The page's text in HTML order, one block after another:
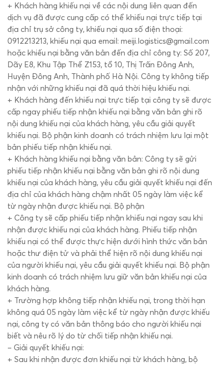
+ Khách hàng khiếu nại về các nội dung liên quan đến
dịch vụ đã được cung cấp có thể khiếu nại trực tiếp tại
địa chỉ trụ sở công ty, khiếu nại qua số điện thoại:
0912213213, khiếu nại qua email: meiji.logistics@gmail.com
hoặc khiếu nại bằng văn bản đến địa chỉ công ty: Số 207,
Dãy E8, Khu Tập Thể Z153, tổ 10, Thị Trấn Đông Anh,
Huyện Đông Anh, Thành phố Hà Nội. Công ty không tiếp
nhận với những khiếu nại đã quá thời hiệu khiếu nại.
+ Khách hàng đến khiếu nại trực tiếp tại công ty sẽ được
cấp ngay phiếu tiếp nhận khiếu nại bằng văn bản ghi rõ
nội dung khiếu nại của khách hàng, yêu cầu giải quyết
khiếu nại. Bộ phận kinh doanh có trách nhiệm lưu lại một
bản phiếu tiếp nhận khiếu nại.
+ Khách hàng khiếu nại bằng văn bản: Công ty sẽ gửi
phiếu tiếp nhận khiếu nại bằng văn bản ghi rõ nội dung
khiếu nại của khách hàng, yêu cầu giải quyết khiếu nại đến
địa chỉ của khách hàng chậm nhất 05 ngày làm việc kể
từ ngày nhận được khiếu nại. Bộ phận
+ Công ty sẽ cấp phiếu tiếp nhận khiếu nại ngay sau khi
nhận được khiếu nại của khách hàng. Phiếu tiếp nhận
khiếu nại có thể được thực hiện dưới hình thức văn bản
hoặc thư điện tử và phải thể hiện rõ nội dung khiếu nại
của người khiếu nại, yêu cầu giải quyết khiếu nại. Bộ phận
kinh doanh có trách nhiệm lưu giữ văn bản khiếu nại của
khách hàng.
+ Trường hợp không tiếp nhận khiếu nại, trong thời hạn
không quá 05 ngày làm việc kể từ ngày nhận được khiếu
nại, công ty có văn bản thông báo cho người khiếu nại
biết và nêu rõ lý do từ chối tiếp nhận khiếu nại.
– Giải quyết khiếu nại:
+ Sau khi nhận được đơn khiếu nại từ khách hàng, bộ